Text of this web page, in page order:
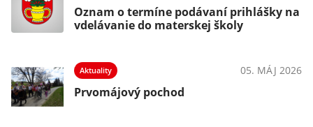
Oznam o termíne podávaní prihlášky na
vdelávanie do materskej školy
Aktuality 05. MÁJ 2026
Prvomájový pochod